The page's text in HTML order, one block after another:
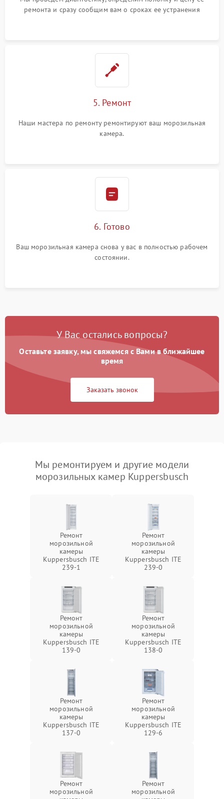
ремонта и сразу сообщим вам о сроках ее устранения
5. Ремонт
Наши мастера по ремонту ремонтируют ваш морозильная
камера.
6. Готово
Ваш морозильная камера снова у вас в полностью рабочем
состоянии.
У Вас остались вопросы?
Оставьте заявку, мы свяжемся с Вами в ближайшее
время
Заказать звонок
Мы ремонтируем и другие модели
морозильных камер Kuppersbusch
Ремонт
морозильной
камеры
Kuppersbusch ITE
239-1
Ремонт
морозильной
камеры
Kuppersbusch ITE
239-0
Ремонт
морозильной
камеры
Kuppersbusch ITE
139-0
Ремонт
морозильной
камеры
Kuppersbusch ITE
138-0
Ремонт
морозильной
камеры
Kuppersbusch ITE
137-0
Ремонт
морозильной
камеры
Kuppersbusch ITE
129-6
Ремонт
морозильной
Ремонт
морозильной